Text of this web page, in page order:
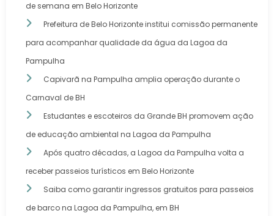
de semana em Belo Horizonte
Prefeitura de Belo Horizonte institui comissão permanente
para acompanhar qualidade da água da Lagoa da
Pampulha
Capivarã na Pampulha amplia operação durante o
Carnaval de BH
Estudantes e escoteiros da Grande BH promovem ação
de educação ambiental na Lagoa da Pampulha
Após quatro décadas, a Lagoa da Pampulha volta a
receber passeios turísticos em Belo Horizonte
Saiba como garantir ingressos gratuitos para passeios
de barco na Lagoa da Pampulha, em BH